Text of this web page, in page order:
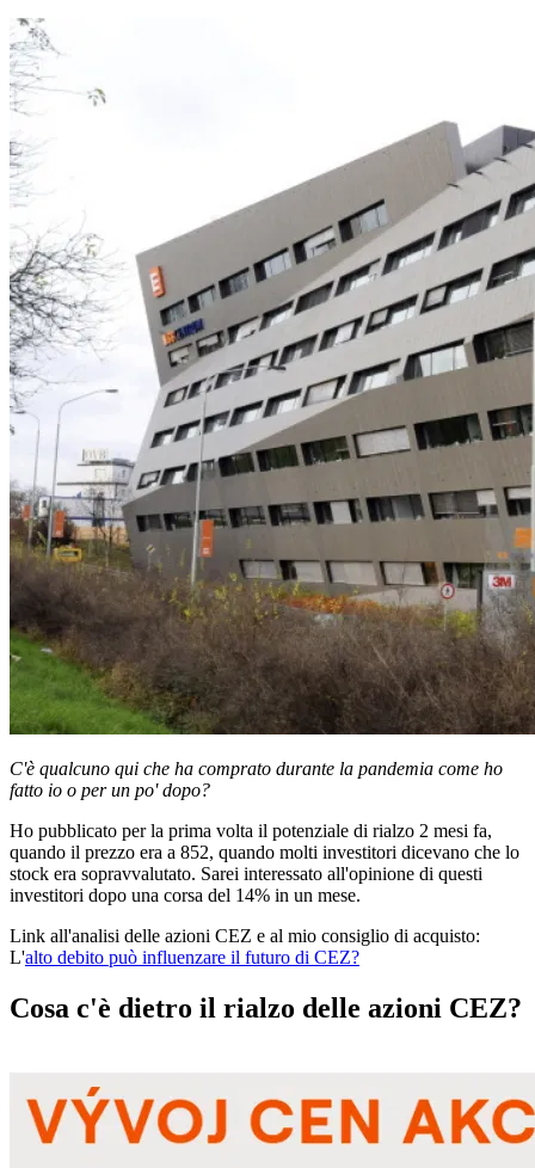
C'è qualcuno qui che ha comprato durante la pandemia come ho
fatto io o per un po' dopo?
Ho pubblicato per la prima volta il potenziale di rialzo 2 mesi fa,
quando il prezzo era a 852, quando molti investitori dicevano che lo
stock era sopravvalutato. Sarei interessato all'opinione di questi
investitori dopo una corsa del 14% in un mese.
Link all'analisi delle azioni CEZ e al mio consiglio di acquisto:
L'alto debito può influenzare il futuro di CEZ?
Cosa c'è dietro il rialzo delle azioni CEZ?